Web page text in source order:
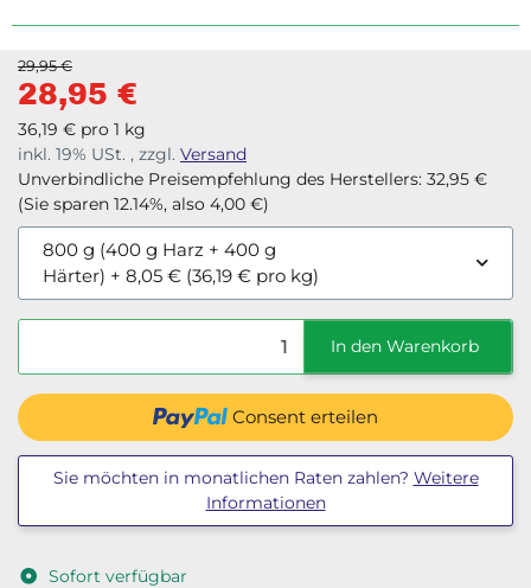
Vernetzungsfähigkeit. Aufgrund dieser sehr niedrigen
Viskosität eignet sich dieses Epoxidharz ideal für
Tränkungen zur Oberflächenstabilisierung.
29,95 €
28,95 €
36,19 € pro 1 kg
inkl. 19% USt. , zzgl. Versand
Unverbindliche Preisempfehlung des Herstellers: 32,95 €
(Sie sparen 12.14%, also 4,00 €)
800 g (400 g Harz + 400 g
Härter) + 8,05 € (36,19 € pro kg)
In den Warenkorb
Consent erteilen
Sie möchten in monatlichen Raten zahlen? Weitere
Informationen
Sofort verfügbar